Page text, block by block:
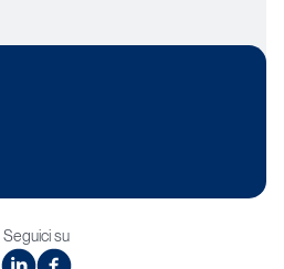
Seguici su
linkedinfacebook